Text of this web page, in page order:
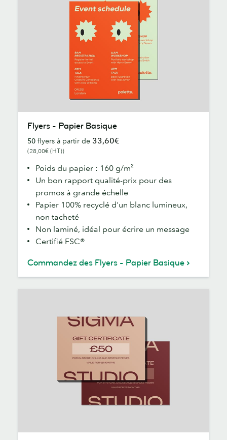
Papier
Basique
Flyers - Papier Basique
50 flyers à partir de 33,60€
(28,00€ (HT))
Poids du papier : 160 g/m²
Un bon rapport qualité-prix pour des
promos à grande échelle
Papier 100% recyclé d'un blanc lumineux,
non tacheté
Non laminé, idéal pour écrire un message
Certifié FSC®
Commandez des Flyers - Papier Basique